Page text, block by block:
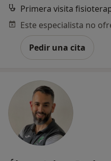
Primera visita
Pedir una cita